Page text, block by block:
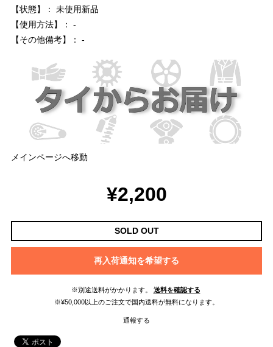
【状態】： 未使用新品
【使用方法】： -
【その他備考】： -
メインページへ移動
¥2,200
SOLD OUT
再入荷通知を希望する
※別途送料がかかります。
送料を確認する
※¥50,000以上のご注文で国内送料が無料になります。
通報する